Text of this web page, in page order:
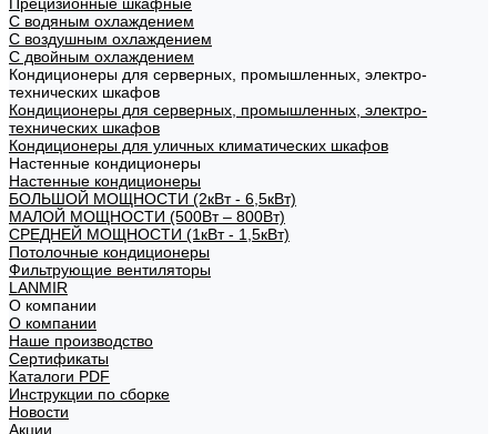
С водяным охлаждением
С воздушным охлаждением
С двойным охлаждением
Кондиционеры для серверных, промышленных, электро-
технических шкафов
Кондиционеры для серверных, промышленных, электро-
технических шкафов
Кондиционеры для уличных климатических шкафов
Настенные кондиционеры
Настенные кондиционеры
БОЛЬШОЙ МОЩНОСТИ (2кВт - 6,5кВт)
МАЛОЙ МОЩНОСТИ (500Вт – 800Вт)
СРЕДНЕЙ МОЩНОСТИ (1кВт - 1,5кВт)
Потолочные кондиционеры
Фильтрующие вентиляторы
LANMIR
О компании
О компании
Наше производство
Сертификаты
Каталоги PDF
Инструкции по сборке
Новости
Акции